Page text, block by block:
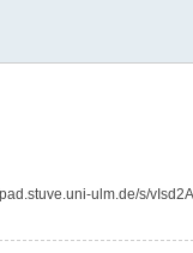
ulm.de/s/